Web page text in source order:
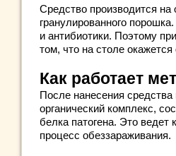
Средство производится на
гранулированного
и антибиотики. Поэтому
том, что на столе
Как работает
После нанесения
органический комплекс,
белка патогена. Это ведет
процесс обеззараживания.